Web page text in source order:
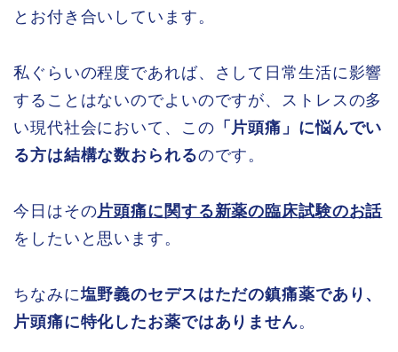
とお付き合いしています。
私ぐらいの程度であれば、さして日常生活に影響
することはないのでよいのですが、ストレスの多
い現代社会において、この 「片頭痛」に悩んでい
る方は結構な数おられるのです。
今日はその片頭痛に関する新薬の臨床試験のお話
をしたいと思います。
ちなみに塩野義のセデスはただの鎮痛薬であり、
片頭痛に特化したお薬ではありません。